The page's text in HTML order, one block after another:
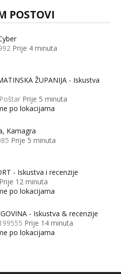
POSTOVI
Prije 4 minuta
ŽUPANIJA - Iskustva
Prije 5 minuta
po lokacijama
Kamagra
Prije 5 minuta
- Iskustva i recenzije
Prije 12 minuta
po lokacijama
- Iskustva & recenzije
Prije 14 minuta
po lokacijama